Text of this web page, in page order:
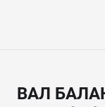
ВАЛ